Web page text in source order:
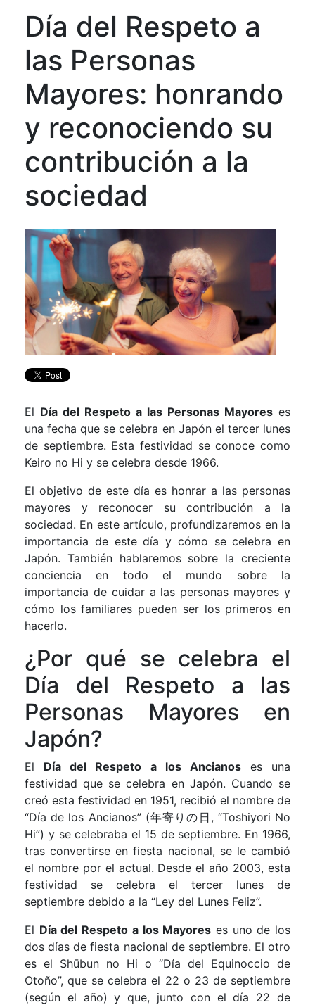
Día del Respeto a
las Personas
Mayores: honrando
y reconociendo su
contribución a la
sociedad
El Día del Respeto a las Personas Mayores es
una fecha que se celebra en Japón el tercer lunes
de septiembre. Esta festividad se conoce como
Keiro no Hi y se celebra desde 1966.
El objetivo de este día es honrar a las personas
mayores y reconocer su contribución a la
sociedad. En este artículo, profundizaremos en la
importancia de este día y cómo se celebra en
Japón. También hablaremos sobre la creciente
conciencia en todo el mundo sobre la
importancia de cuidar a las personas mayores y
cómo los familiares pueden ser los primeros en
hacerlo.
¿Por qué se celebra el
Día del Respeto a las
Personas Mayores en
Japón?
El Día del Respeto a los Ancianoses una
festividad que se celebra en Japón. Cuando se
creó esta festividad en 1951, recibió el nombre de
“Día de los Ancianos” (年寄りの日, “Toshiyori No
Hi”) y se celebraba el 15 de septiembre. En 1966,
tras convertirse en fiesta nacional, se le cambió
el nombre por el actual. Desde el año 2003, esta
festividad se celebra el tercer lunes de
septiembre debido a la “Ley del Lunes Feliz”.
El Día del Respeto a los Mayores es uno de los
dos días de fiesta nacional de septiembre. El otro
es el Shūbun no Hi o “Día del Equinoccio de
Otoño”, que se celebra el 22 o 23 de septiembre
(según el año) y que, junto con el día 22 de